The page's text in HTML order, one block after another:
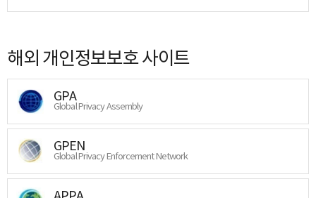
해외 개인정보보호 사이트
GPA
Global Privacy Assembly
GPEN
Global Privacy Enforcement Network